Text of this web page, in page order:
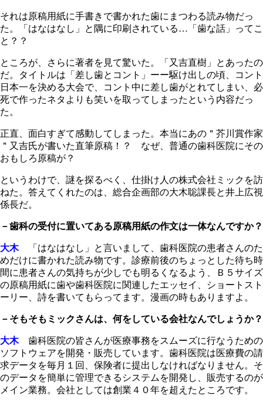
それは原稿用紙に手書きで書かれた歯にまつわる読み物だっ
た。「はなはなし」と隅に印刷されている…「歯な話」ってこ
と？？
ところが、さらに著者を見て驚いた。「又吉直樹」とあったの
だ。タイトルは「差し歯とコント」ーー駆け出しの頃、コント
日本一を決める大会で、コント中に差し歯がとれてしまい、必
死で作ったネタよりも笑いを取ってしまったという内容だっ
た。
正直、面白すぎて感動してしまった。本当にあの＂芥川賞作家
＂又吉氏が書いた直筆原稿！？ なぜ、普通の歯科医院にその
おもしろ原稿が？
というわけで、謎を探るべく、仕掛け人の株式会社ミックを訪
ねた。答えてくれたのは、総合企画部の大木聡課長と井上広視
係長だ。
－歯科の受付に置いてある原稿用紙の作文は一体なんですか？
大木「はなはなし」と言いまして、歯科医院の患者さんのた
めだけに書かれた読み物です。診療前後のちょっとした待ち時
間に患者さんの気持ちが少しでも明るくなるよう、Ｂ５サイズ
の原稿用紙に歯や歯科医院に関連したエッセイ、ショートスト
ーリー、詩を書いてもらってます。漫画の時もありますよ。
－そもそもミックさんは、何をしている会社なんでしょうか？
大木歯科医院の皆さんが医療事務をスムーズに行なうための
ソフトウェアを開発・販売しています。歯科医院は医療費の請
求データを毎月１回、保険者に提出しなければなりません。そ
のデータを簡単に管理できるシステムを開発し、販売するのが
メイン業務。会社としては創業４０年を超えたところです。